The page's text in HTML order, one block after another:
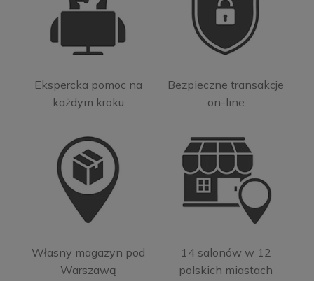
Ekspercka pomoc na
każdym kroku
Bezpieczne transakcje
on-line
Własny magazyn pod
Warszawą
14 salonów w 12
polskich miastach